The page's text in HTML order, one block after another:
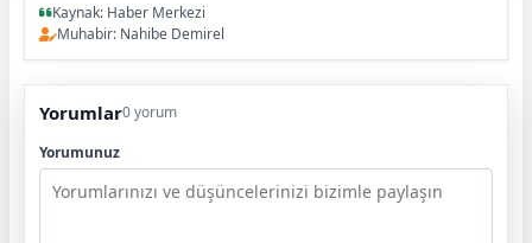
Kaynak: Haber Merkezi
Muhabir: Nahibe Demirel
Yorumlar0 yorum
Yorumunuz